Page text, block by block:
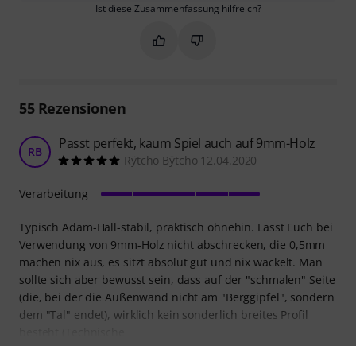
Ist diese Zusammenfassung hilfreich?
Markieren Sie diese
Markieren Sie diese
55Rezensionen
RB Passt perfekt, kaum Spiel auch auf 9mm-Holz
Rÿtcho Bÿtcho 12.04.2020
Typisch Adam-Hall-stabil, praktisch ohnehin. Lasst Euch bei
Verwendung von 9mm-Holz nicht abschrecken, die 0,5mm
machen nix aus, es sitzt absolut gut und nix wackelt. Man
sollte sich aber bewusst sein, dass auf der "schmalen" Seite
(die, bei der die Außenwand nicht am "Berggipfel", sondern
dem "Tal" endet), wirklich kein sonderlich breites Profil
Verarbeitung